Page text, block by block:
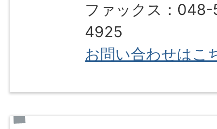
ファックス：
4925
お問い合わせはこ